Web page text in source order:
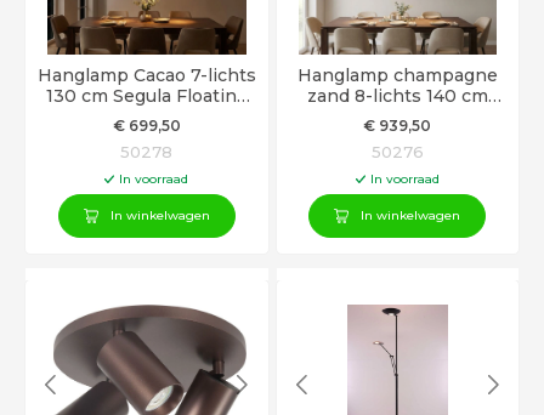
Hanglamp Cacao 7-lichts
130 cm Segula Floating
LED en GU10 spots
€699,50
50278
In voorraad
In winkelwagen
Hanglamp champagne
zand 8-lichts 140 cm
Segula Floating LED en
GU10 spots
€ 939,50
50276
In voorraad
In winkelwagen